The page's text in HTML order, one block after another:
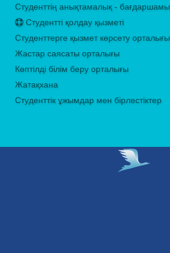
Студенттің анықтамалық - бағдаршамы
Студентті қолдау қызметі
Студенттерге қызмет көрсету орталығы
Жастар саясаты орталығы
Көптілді білім беру орталығы
Жатақхана
Студенттік ұжымдар мен бірлестіктер